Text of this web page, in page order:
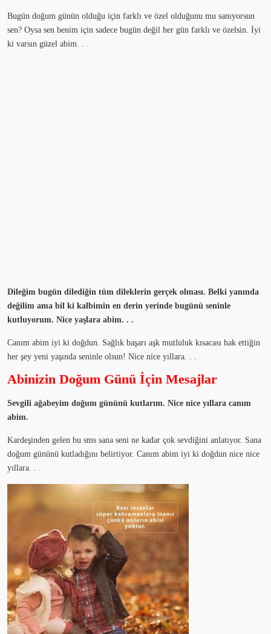
Bugün doğum günün olduğu için farklı ve özel olduğunu mu sanıyorsun
sen? Oysa sen benim için sadece bugün değil her gün farklı ve özelsin. İyi
ki varsın güzel abim. . .
Dileğim bugün dilediğin tüm dileklerin gerçek olması. Belki yanında
değilim ama bil ki kalbimin en derin yerinde bugünü seninle
kutluyorum. Nice yaşlara abim. . .
Canım abim iyi ki doğdun. Sağlık başarı aşk mutluluk kısacası hak ettiğin
her şey yeni yaşında seninle olsun! Nice nice yıllara. . .
Abinizin Doğum Günü İçin Mesajlar
Sevgili ağabeyim doğum gününü kutlarım. Nice nice yıllara canım
abim.
Kardeşinden gelen bu sms sana seni ne kadar çok sevdiğini anlatıyor. Sana
doğum gününü kutladığını belirtiyor. Canım abim iyi ki doğdun nice nice
yıllara. . .